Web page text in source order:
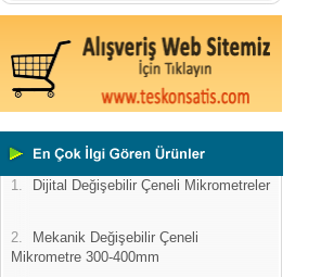
1. Dijital Değişebilir Çeneli Mikrometreler
2.
Mekanik Değişebilir Çeneli
Mikrometre 300-400mm